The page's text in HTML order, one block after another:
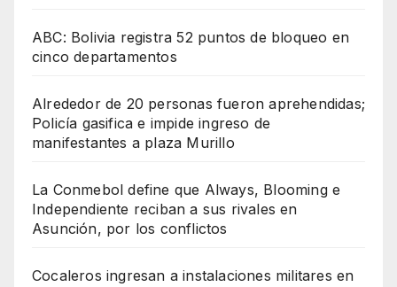
ABC: Bolivia registra 52 puntos de bloqueo en
cinco departamentos
Alrededor de 20 personas fueron aprehendidas;
Policía gasifica e impide ingreso de
manifestantes a plaza Murillo
La Conmebol define que Always, Blooming e
Independiente reciban a sus rivales en
Asunción, por los conflictos
Cocaleros ingresan a instalaciones militares en